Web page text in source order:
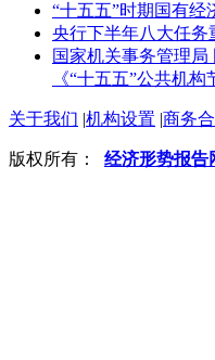
“十五五”时期国有经
央行下半年八大任务
国家机关事务管理
《“十五五”公共机
关于我们 |机构设置 |商务
版权所有： 经济形势报告